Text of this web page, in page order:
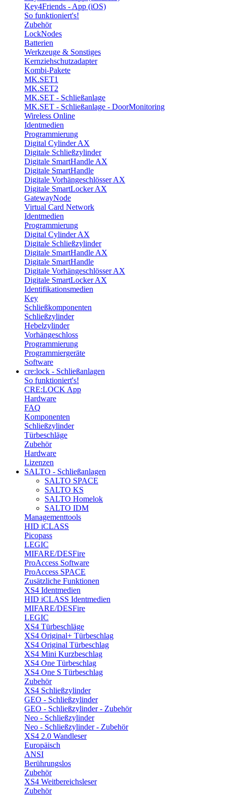
Key4Friends - App (iOS)
So funktioniert's!
Zubehör
LockNodes
Batterien
Werkzeuge & Sonstiges
Kernziehschutzadapter
Kombi-Pakete
MK.SET1
MK.SET2
MK.SET - Schließanlage
MK.SET - Schließanlage - DoorMonitoring
Wireless Online
Identmedien
Programmierung
Digital Cylinder AX
Digitale Schließzylinder
Digitale SmartHandle AX
Digitale SmartHandle
Digitale Vorhängeschlösser AX
Digitale SmartLocker AX
GatewayNode
Virtual Card Network
Identmedien
Programmierung
Digital Cylinder AX
Digitale Schließzylinder
Digitale SmartHandle AX
Digitale SmartHandle
Digitale Vorhängeschlösser AX
Digitale SmartLocker AX
Identifikationsmedien
Key
Schließkomponenten
Schließzylinder
Hebelzylinder
Vorhängeschloss
Programmierung
Programmiergeräte
Software
cre:lock - Schließanlagen
So funktioniert's!
CRE:LOCK App
Hardware
FAQ
Komponenten
Schließzylinder
Türbeschläge
Zubehör
Hardware
Lizenzen
SALTO - Schließanlagen
SALTO SPACE
SALTO KS
SALTO Homelok
SALTO IDM
Managementtools
HID iCLASS
Picopass
LEGIC
MIFARE/DESFire
ProAccess Software
ProAccess SPACE
Zusätzliche Funktionen
XS4 Identmedien
HID iCLASS Identmedien
MIFARE/DESFire
LEGIC
XS4 Türbeschläge
XS4 Original+ Türbeschlag
XS4 Original Türbeschlag
XS4 Mini Kurzbeschlag
XS4 One Türbeschlag
XS4 One S Türbeschlag
Zubehör
XS4 Schließzylinder
GEO - Schließzylinder
GEO - Schließzylinder - Zubehör
Neo - Schließzylinder
Neo - Schließzylinder - Zubehör
XS4 2.0 Wandleser
Europäisch
ANSI
Berührungslos
Zubehör
XS4 Weitbereichsleser
Zubehör